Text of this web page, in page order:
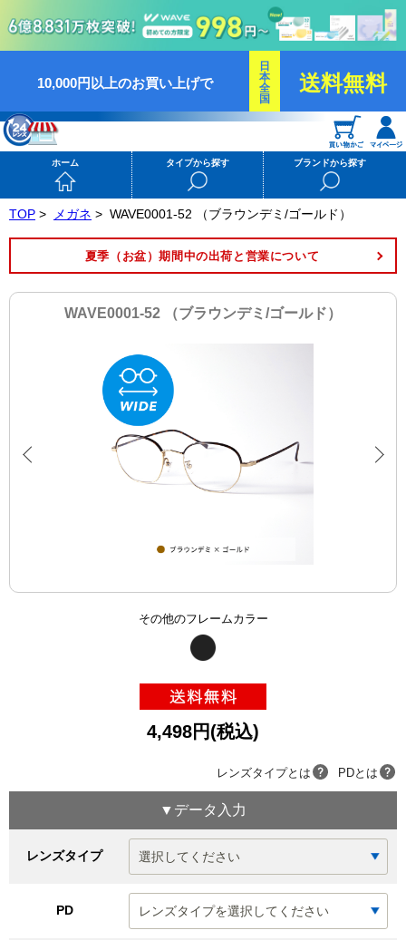
10,000円以上のお買い上げで
日
本
全
国
送料無料
ホーム タイプから探す ブランドから探す
TOP > メガネ > WAVE0001-52 （ブラウンデミ/ゴールド）
夏季（お盆）期間中の出荷と営業について
WAVE0001-52 （ブラウンデミ/ゴールド）
その他のフレームカラー
4,498円(税込)
レンズタイプとは PDとは
▼データ入力
レンズタイプ
PD